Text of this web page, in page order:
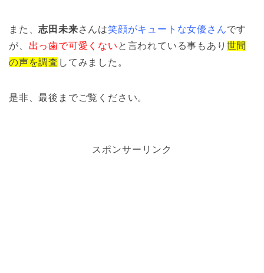
また、志田未来さんは笑顔がキュートな女優さんです
が、 出っ歯で可愛くない と言われている事もあり 世間
の声を調査 してみました。
是非、最後までご覧ください。
スポンサーリンク